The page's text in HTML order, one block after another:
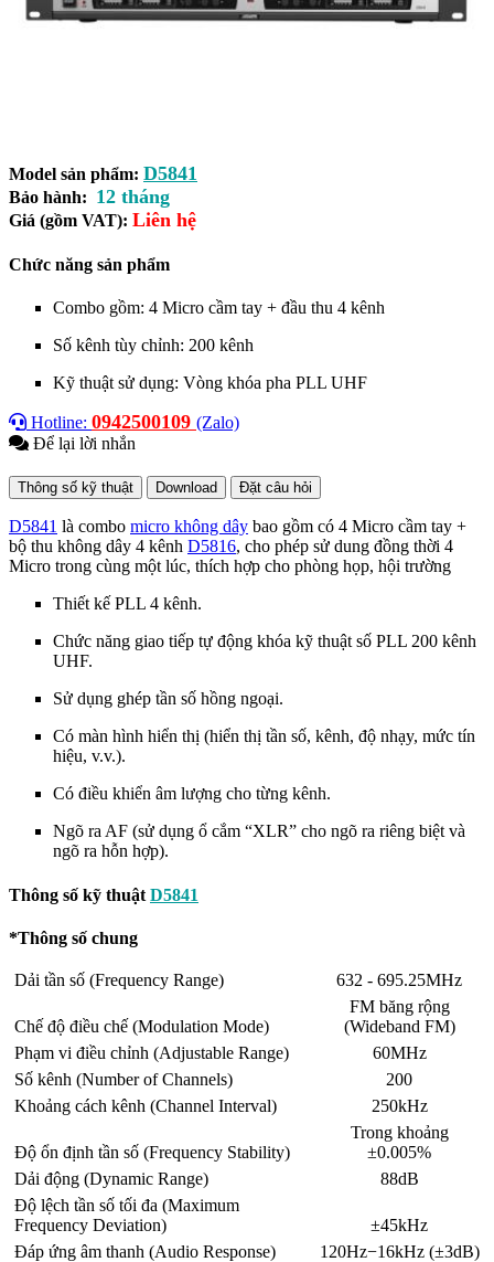
Model sản phẩm: D5841
Bảo hành: 12 tháng
Giá (gồm VAT): Liên hệ
Chức năng sản phẩm
Combo gồm: 4 Micro cầm tay + đầu thu 4 kênh
Số kênh tùy chỉnh: 200 kênh
Kỹ thuật sử dụng: Vòng khóa pha PLL UHF
Hotline: 0942500109 (Zalo)
Để lại lời nhắn
Thông số kỹ thuật Download Đặt câu hỏi
D5841 là combo micro không dây bao gồm có 4 Micro cầm tay +
bộ thu không dây 4 kênh D5816, cho phép sử dung đồng thời 4
Micro trong cùng một lúc, thích hợp cho phòng họp, hội trường
Thiết kế PLL 4 kênh.
Chức năng giao tiếp tự động khóa kỹ thuật số PLL 200 kênh
UHF.
Sử dụng ghép tần số hồng ngoại.
Có màn hình hiển thị (hiển thị tần số, kênh, độ nhạy, mức tín
hiệu, v.v.).
Có điều khiển âm lượng cho từng kênh.
Ngõ ra AF (sử dụng ổ cắm “XLR” cho ngõ ra riêng biệt và
ngõ ra hỗn hợp).
Thông số kỹ thuật D5841
*Thông số chung
Dải tần số (Frequency Range) 632 - 695.25MHz
Chế độ điều chế (Modulation Mode)
FM băng rộng
(Wideband FM)
Phạm vi điều chỉnh (Adjustable Range)
60MHz
Số kênh (Number of Channels)
200
Khoảng cách kênh (Channel Interval)
250kHz
Độ ổn định tần số (Frequency Stability)
Trong khoảng
±0.005%
Dải động (Dynamic Range)
88dB
Độ lệch tần số tối đa (Maximum
Frequency Deviation)
±45kHz
Đáp ứng âm thanh (Audio Response)
120Hz−16kHz (±3dB)